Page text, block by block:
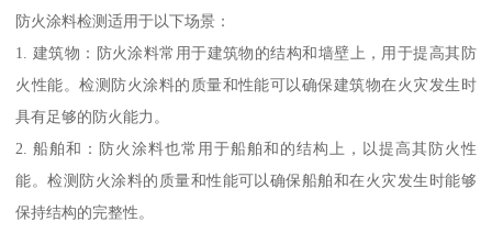
防火涂料检测适用于以下场景：
1. 建筑物：防火涂料常用于建筑物的结构和墙壁上，用于提高其防
火性能。检测防火涂料的质量和性能可以确保建筑物在火灾发生时
具有足够的防火能力。
2. 船舶和：防火涂料也常用于船舶和的结构上，以提高其防火性
能。检测防火涂料的质量和性能可以确保船舶和在火灾发生时能够
保持结构的完整性。